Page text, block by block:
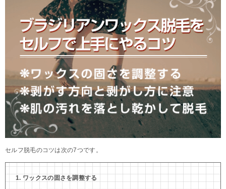
セルフ脱毛のコツは次の7つです。
ワックスの固さを調整する